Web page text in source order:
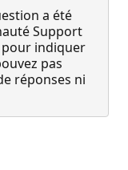
a été
Support
indiquer
pas
réponses ni